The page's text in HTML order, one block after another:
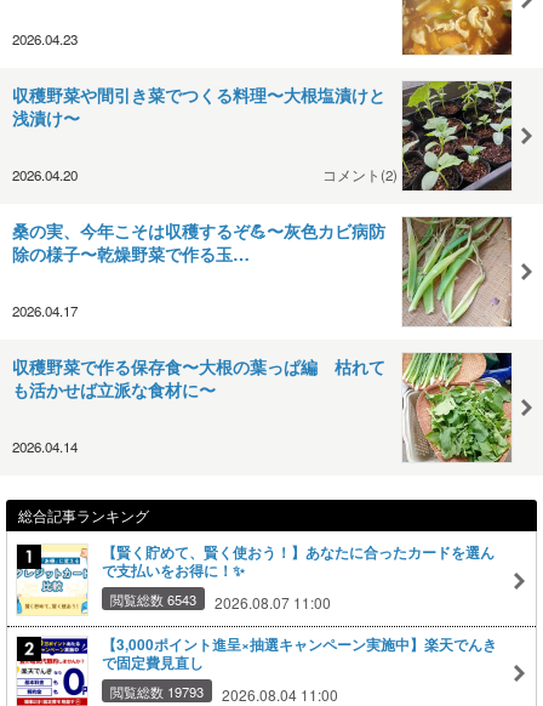
2026.04.23
収穫野菜や間引き菜でつくる料理〜大根塩漬けと
浅漬け〜
2026.04.20 コメント(2)
桑の実、今年こそは収穫するぞ💪〜灰色カビ病防
除の様子〜乾燥野菜で作る玉…
2026.04.17
収穫野菜で作る保存食〜大根の葉っぱ編 枯れて
も活かせば立派な食材に〜
2026.04.14
総合記事ランキング
【賢く貯めて、賢く使おう！】あなたに合ったカードを選ん
で支払いをお得に！✨
閲覧総数 6543 2026.08.07 11:00
【3,000ポイント進呈×抽選キャンペーン実施中】楽天でんき
で固定費見直し
閲覧総数 19793 2026.08.04 11:00